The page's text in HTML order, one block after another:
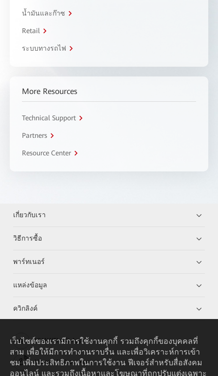
น้ำมันและก๊าซ
Retail
ระบบทางรถไฟ
More Resources
Technical Support
Partners
Resource Center
เกี่ยวกับเรา
วิธีการซื้อ
พาร์ทเนอร์
แหล่งข้อมูล
ควิกลิงค์
HUAWEI eKit App
Huawei HiKnow App
เว็บไซต์ของเรามีการใช้งานคุกกี้ รวมถึงคุกกี้ของบุคคลที่
สาม เพื่อให้มีการทำงานราบรื่น และเพื่อวิเคราะห์การเข้า
ชม เพิ่มประสิทธิภาพในการใช้งาน ฟีเจอร์สำหรับสื่อสังคม
ออนไลน์ และรวมถึงเนื้อหาและโฆษณาที่ถูกปรับแต่งเฉพาะ